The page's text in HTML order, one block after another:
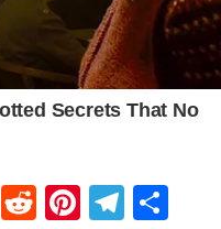
WhatsApp
RedditPinterestTelegram